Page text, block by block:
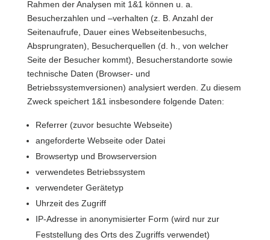
Rahmen der Analysen mit 1&1 können u. a.
Besucherzahlen und –verhalten (z. B. Anzahl der
Seitenaufrufe, Dauer eines Webseitenbesuchs,
Absprungraten), Besucherquellen (d. h., von welcher
Seite der Besucher kommt), Besucherstandorte sowie
technische Daten (Browser- und
Betriebssystemversionen) analysiert werden. Zu diesem
Zweck speichert 1&1 insbesondere folgende Daten:
Referrer (zuvor besuchte Webseite)
angeforderte Webseite oder Datei
Browsertyp und Browserversion
verwendetes Betriebssystem
verwendeter Gerätetyp
Uhrzeit des Zugriff
IP-Adresse in anonymisierter Form (wird nur zur
Feststellung des Orts des Zugriffs verwendet)